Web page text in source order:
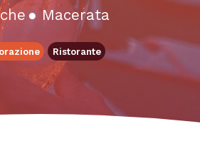
●Macerata
Ristorante